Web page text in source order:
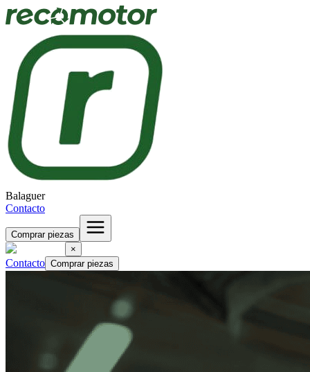
Balaguer
Contacto
Comprar piezas
×
Contacto Comprar piezas